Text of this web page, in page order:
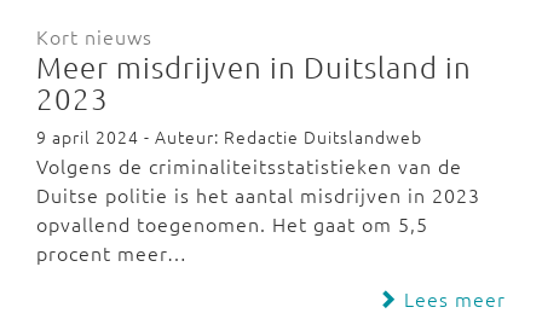
Kort nieuws
Meer misdrijven in Duitsland in
2023
9 april 2024 - Auteur: Redactie Duitslandweb
Volgens de criminaliteitsstatistieken van de
Duitse politie is het aantal misdrijven in 2023
opvallend toegenomen. Het gaat om 5,5
procent meer…
Lees meer